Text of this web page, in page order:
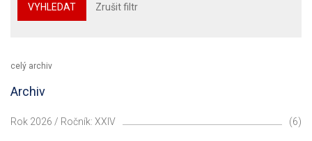
VYHLEDAT Zrušit filtr
celý archiv
Archiv
Rok 2026 / Ročník: XXIV (6)